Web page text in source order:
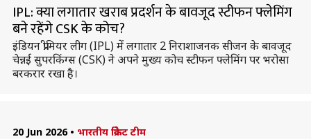
IPL: क्या लगातार खराब प्रदर्शन के बावजूद स्टीफन फ्लेमिंग
बने रहेंगे CSK के कोच?
इंडियन प्रीमियर लीग (IPL) में लगातार 2 निराशाजनक सीजन के बावजूद
चेन्नई सुपरकिंग्स (CSK) ने अपने मुख्य कोच स्टीफन फ्लेमिंग पर भरोसा
बरकरार रखा है।
20 Jun 2026 • भारतीय क्रिकेट टीम